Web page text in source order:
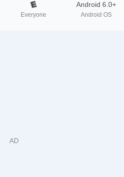
Everyone
Android 6.0+
Android OS